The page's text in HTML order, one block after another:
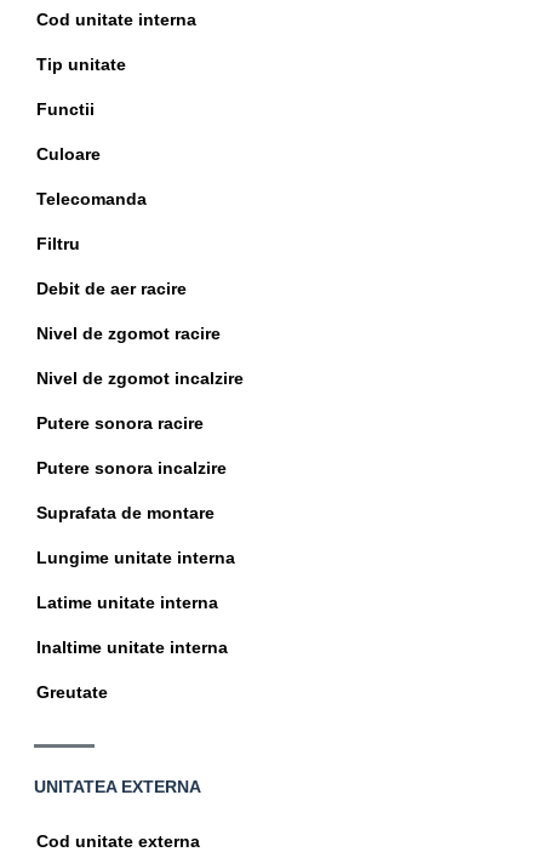
Specificatii
Cod unitate interna
Tip unitate
Functii
Culoare
Telecomanda
Filtru
Debit de aer racire
Nivel de zgomot racire
Nivel de zgomot incalzire
Putere sonora racire
Putere sonora incalzire
Suprafata de montare
Lungime unitate interna
Latime unitate interna
Inaltime unitate interna
Greutate
UNITATEA EXTERNA
Specificatii
Cod unitate externa